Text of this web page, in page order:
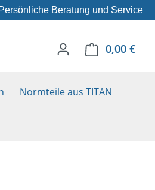
Persönliche Beratung und Service
0,00 €
Normteile aus TITAN